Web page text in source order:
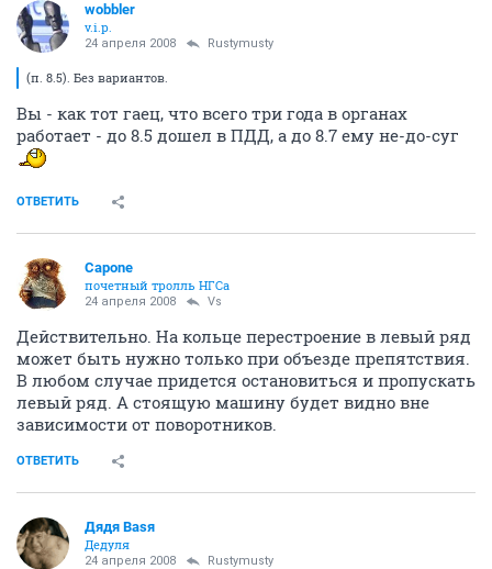
wobbler
v.i.p.
24 апреля 2008 Rustymusty
(п. 8.5). Без вариантов.
Вы - как тот гаец, что всего три года в органах
работает - до 8.5 дошел в ПДД, а до 8.7 ему не-до-суг
ОТВЕТИТЬ
Capone
почетный тролль НГСа
24 апреля 2008 Vs
Действительно. На кольце перестроение в левый ряд
может быть нужно только при объезде препятствия.
В любом случае придется остановиться и пропускать
левый ряд. А стоящую машину будет видно вне
зависимости от поворотников.
ОТВЕТИТЬ
Дядя Ваsя
Дедуля
24 апреля 2008 Rustymusty